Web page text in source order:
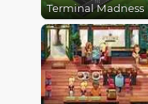
Terminal Madness